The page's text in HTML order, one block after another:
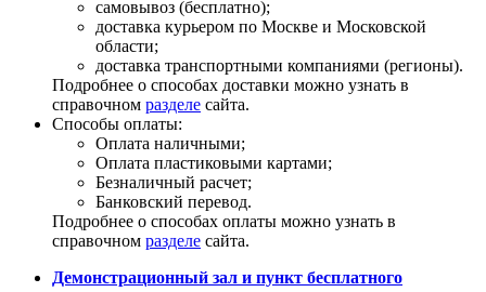
самовывоз (бесплатно);
доставка курьером по Москве и Московской
области;
доставка транспортными компаниями (регионы).
Подробнее о способах доставки можно узнать в
справочном разделе сайта.
Способы оплаты:
Оплата наличными;
Оплата пластиковыми картами;
Безналичный расчет;
Банковский перевод.
Подробнее о способах оплаты можно узнать в
справочном разделе сайта.
Демонстрационный зал и пункт бесплатного